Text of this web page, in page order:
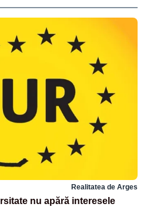
Realitatea de Arges
nu apără interesele